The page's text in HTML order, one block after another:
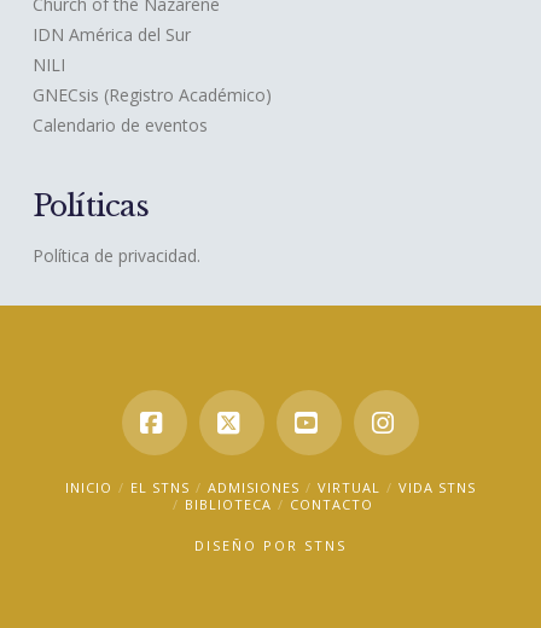
IDN América del Sur
NILI
GNECsis (Registro Académico)
Calendario de eventos
Políticas
Política de privacidad.
Facebook
X YouTubeInstagram
INICIO EL STNS ADMISIONES VIRTUAL
VIDA STNS
BIBLIOTECA
CONTACTO
DISEÑO POR STNS